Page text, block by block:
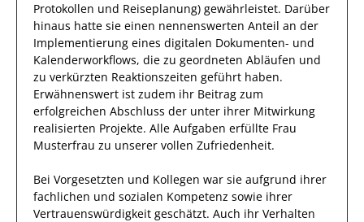
Protokollen und Reiseplanung) gewährleistet. Darüber
hinaus hatte sie einen nennenswerten Anteil an der
Implementierung eines digitalen Dokumenten- und
Kalenderworkflows, die zu geordneten Abläufen und
zu verkürzten Reaktionszeiten geführt haben.
Erwähnenswert ist zudem ihr Beitrag zum
erfolgreichen Abschluss der unter ihrer Mitwirkung
realisierten Projekte. Alle Aufgaben erfüllte Frau
Musterfrau zu unserer vollen Zufriedenheit.
Bei Vorgesetzten und Kollegen war sie aufgrund ihrer
fachlichen und sozialen Kompetenz sowie ihrer
Vertrauenswürdigkeit geschätzt. Auch ihr Verhalten